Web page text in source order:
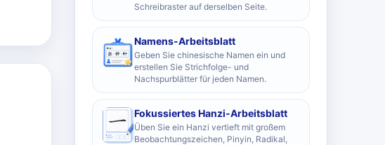
Schreibraster auf derselben Seite.
Namens-Arbeitsblatt
Geben Sie chinesische Namen ein und
erstellen Sie Strichfolge- und
Nachspurblätter für jeden Namen.
Fokussiertes Hanzi-Arbeitsblatt
Üben Sie ein Hanzi vertieft mit großem
Beobachtungszeichen, Pinyin, Radikal,